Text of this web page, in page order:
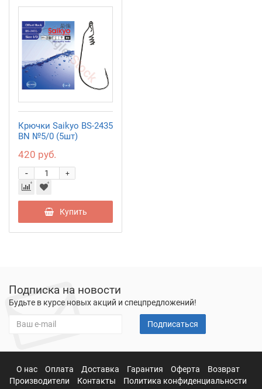
Крючки Saikyo BS-2435
BN №5/0 (5шт)
420 руб.
+
-
Купить
Подписка на новости
Будьте в курсе новых акций и спецпредложений!
Подписаться
О нас Оплата Доставка Гарантия Оферта
Возврат
Производители
Контакты Политика конфиденциальности